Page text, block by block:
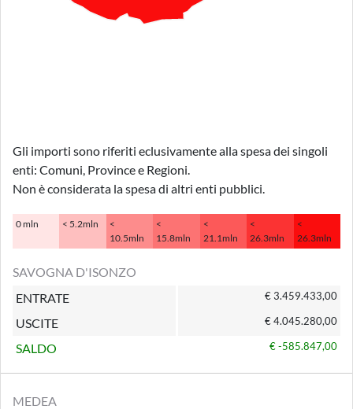
Gli importi sono riferiti eclusivamente alla spesa dei singoli
enti: Comuni, Province e Regioni.
Non è considerata la spesa di altri enti pubblici.
0 mln < 5.2mln
<
10.5mln
<
15.8mln
<
21.1mln
<
26.3mln
<
26.3mln
SAVOGNA D'ISONZO
ENTRATE
€ 3.459.433,00
USCITE € 4.045.280,00
SALDO € -585.847,00
MEDEA